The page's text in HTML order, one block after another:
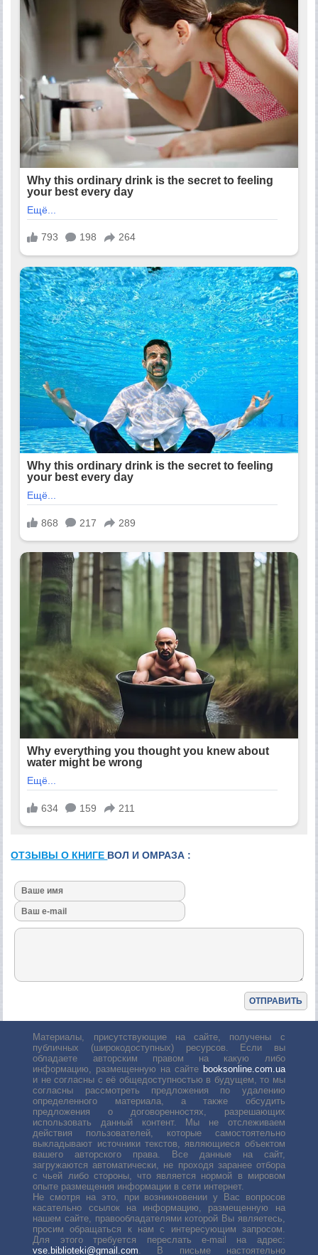
ОТЗЫВЫ О КНИГЕ ВОЛ И ОМРАЗА :
Материалы, присутствующие на сайте, получены с
публичных (широкодоступных) ресурсов. Если вы
обладаете авторским правом на какую либо
информацию, размещенную на сайте booksonline.com.ua
и не согласны с её общедоступностью в будущем, то мы
согласны рассмотреть предложения по удалению
определенного материала, а также обсудить
предложения о договоренностях, разрешающих
использовать данный контент. Мы не отслеживаем
действия пользователей, которые самостоятельно
выкладывают источники текстов, являющиеся объектом
вашего авторского права. Все данные на сайт,
загружаются автоматически, не проходя заранее отбора
с чьей либо стороны, что является нормой в мировом
опыте размещения информации в сети интернет.
Не смотря на это, при возникновении у Вас вопросов
касательно ссылок на информацию, размещенную на
нашем сайте, правообладателями которой Вы являетесь,
просим обращаться к нам с интересующим запросом.
Для этого требуется переслать е-mail на адрес:
vse.biblioteki@gmail.com. В письме настоятельно